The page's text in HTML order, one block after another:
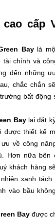
cấp
Baylà
chính và
đến những
chắc chắn
bất động
Baylại đặt
được thiết kế
về công
Hơn nữa bên
khách hàng
xanh
vào bầu
Bayđược